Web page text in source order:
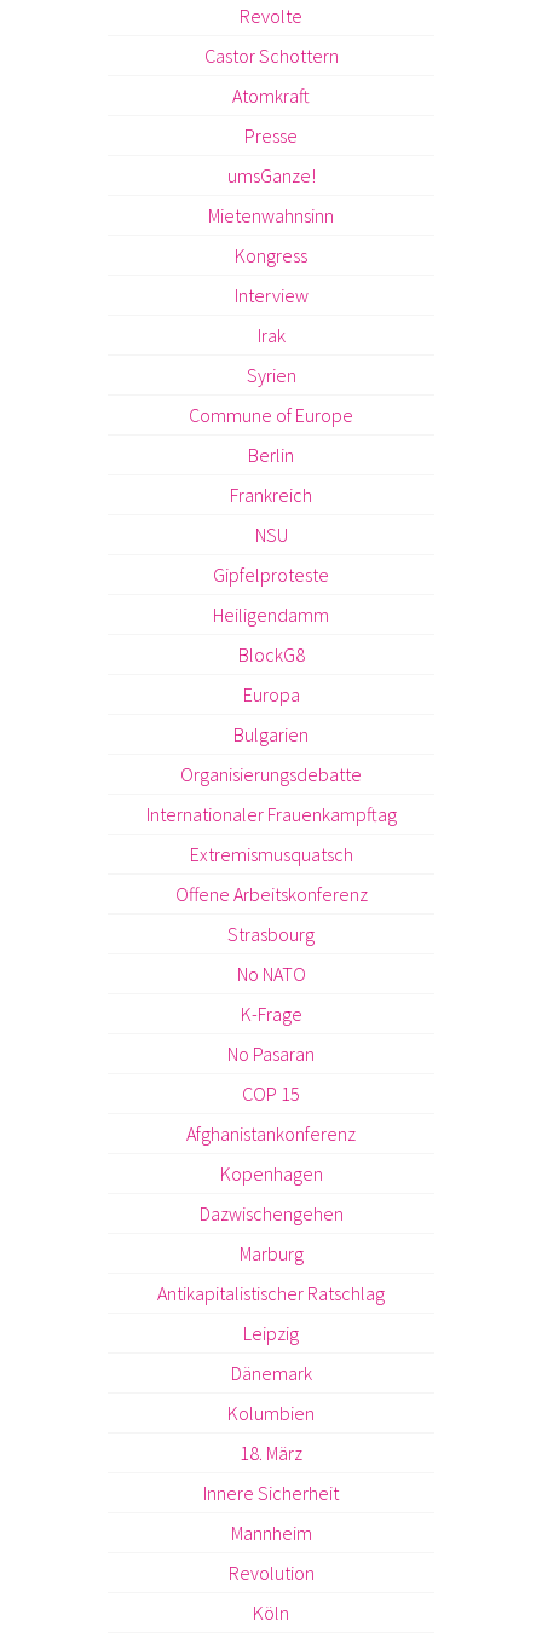
Revolte
Castor Schottern
Atomkraft
Presse
umsGanze!
Mietenwahnsinn
Kongress
Interview
Irak
Syrien
Commune of Europe
Berlin
Frankreich
NSU
Gipfelproteste
Heiligendamm
BlockG8
Europa
Bulgarien
Organisierungsdebatte
Internationaler Frauenkampftag
Extremismusquatsch
Offene Arbeitskonferenz
Strasbourg
No NATO
K-Frage
No Pasaran
COP 15
Afghanistankonferenz
Kopenhagen
Dazwischengehen
Marburg
Antikapitalistischer Ratschlag
Leipzig
Dänemark
Kolumbien
18. März
Innere Sicherheit
Mannheim
Revolution
Köln